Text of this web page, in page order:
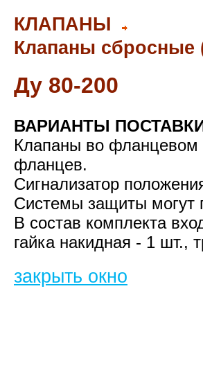
КЛАПАНЫ
Клапаны сбросные
Ду 80-200
ВАРИАНТЫ
Клапаны во фланцевом
фланцев.
Сигнализатор
Системы защиты могут
В состав комплекта
гайка накидная - 1 шт.,
закрыть окно